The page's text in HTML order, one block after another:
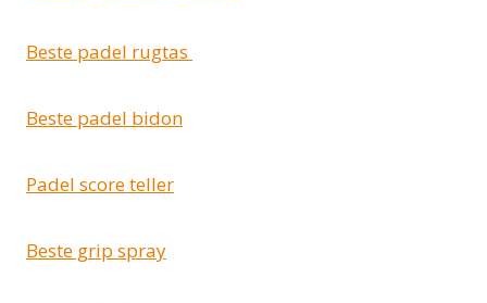
Beste padel rugtas
Beste padel bidon
Padel score teller
Beste grip spray